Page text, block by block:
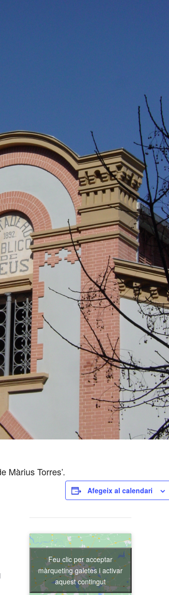
Màrius Torres’.
Afegeix al calendari
Feu clic per acceptar
màrqueting galetes i activar
aquest contingut